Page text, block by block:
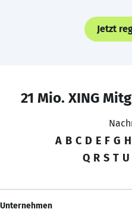
Jetzt
21 Mio. XING
A B C D E F G H
Q R S T U
Unternehmen